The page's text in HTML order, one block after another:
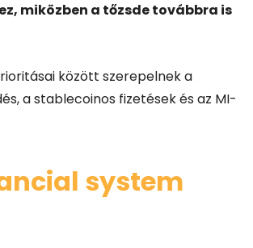
miközben a tőzsde továbbra is
között szerepelnek a
a stablecoinos fizetések és az MI-
system